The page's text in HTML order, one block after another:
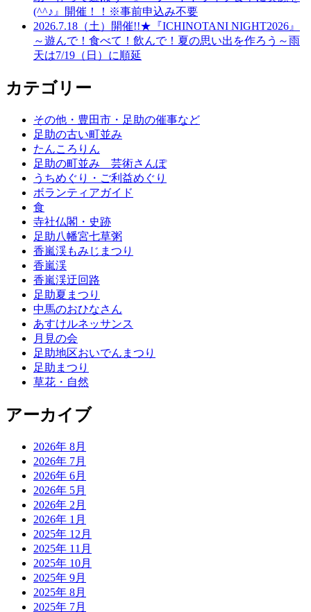
(^^♪』開催！！※事前申込み不要
2026.7.18（土）開催!!★『ICHINOTANI NIGHT2026』
～遊んで！食べて！飲んで！夏の思い出を作ろう～雨
天は7/19（日）に順延
カテゴリー
その他・豊田市・足助の催事など
足助の古い町並み
たんころりん
足助の町並み 芸術さんぽ
うちめぐり・ご利益めぐり
ボランティアガイド
食
寺社仏閣・史跡
足助八幡宮七草粥
香嵐渓もみじまつり
香嵐渓
香嵐渓迂回路
足助夏まつり
中馬のおひなさん
あすけルネッサンス
月見の会
足助地区おいでんまつり
足助まつり
草花・自然
アーカイブ
2026年 8月
2026年 7月
2026年 6月
2026年 5月
2026年 2月
2026年 1月
2025年 12月
2025年 11月
2025年 10月
2025年 9月
2025年 8月
2025年 7月